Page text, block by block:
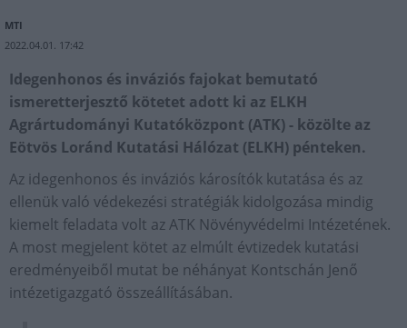
MTI
2022.04.01. 17:42
Idegenhonos és inváziós fajokat bemutató
ismeretterjesztő kötetet adott ki az ELKH
Agrártudományi Kutatóközpont (ATK) - közölte az
Eötvös Loránd Kutatási Hálózat (ELKH) pénteken.
Az idegenhonos és inváziós károsítók kutatása és az
ellenük való védekezési stratégiák kidolgozása mindig
kiemelt feladata volt az ATK Növényvédelmi Intézetének.
A most megjelent kötet az elmúlt évtizedek kutatási
eredményeiből mutat be néhányat Kontschán Jenő
intézetigazgató összeállításában.